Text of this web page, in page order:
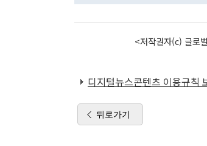
<저작권자(c) 글로
디지털뉴스콘텐츠 이용규칙
뒤로가기